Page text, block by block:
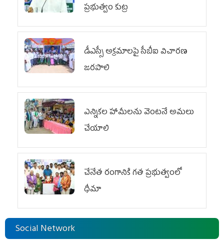
ప్రభుత్వం కుట్ర
డీఎస్సీ అక్రమాలపై సీబీఐ విచారణ
జరపాలి
ఎన్నికల హామీలను వెంటనే అమలు
చేయాలి
చేనేత రంగానికి గత ప్రభుత్వంలో
ధీమా
Social Network